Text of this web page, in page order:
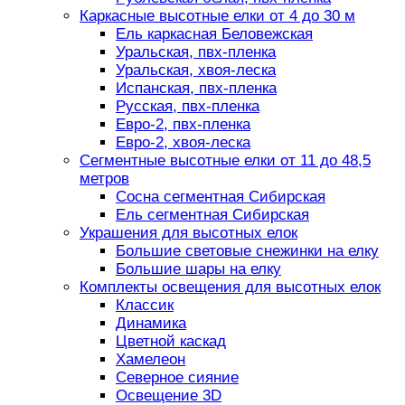
Каркасные высотные елки от 4 до 30 м
Ель каркасная Беловежская
Уральская, пвх-пленка
Уральская, хвоя-леска
Испанская, пвх-пленка
Русская, пвх-пленка
Евро-2, пвх-пленка
Евро-2, хвоя-леска
Сегментные высотные елки от 11 до 48,5
метров
Сосна сегментная Сибирская
Ель сегментная Сибирская
Украшения для высотных елок
Большие световые снежинки на елку
Большие шары на елку
Комплекты освещения для высотных елок
Классик
Динамика
Цветной каскад
Хамелеон
Северное сияние
Освещение 3D